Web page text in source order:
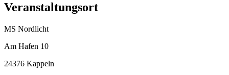
Veranstaltungsort
MS Nordlicht
Am Hafen 10
24376 Kappeln